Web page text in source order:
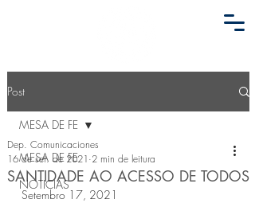
Post
MESA DE FE
NOTICIAS
MESA DE FE
SANTIDADE AO ACESSO DE TODOS
Dep. Comunicaciones
16 de set. de 2021 2 min de leitura
Setembro 17, 2021